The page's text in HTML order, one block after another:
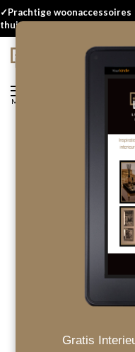
✓Prachtige
thuisbezorgd
Menu
Linari kaars -
Laat als eerste een review
Gratis